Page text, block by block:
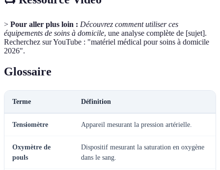
> Pour aller plus loin : Découvrez comment utiliser ces
équipements de soins à domicile, une analyse complète de [sujet].
Recherchez sur YouTube : "matériel médical pour soins à domicile
2026".
Glossaire
Terme Définition
Tensiomètre Appareil mesurant la pression artérielle.
Oxymètre de
pouls
Dispositif mesurant la saturation en oxygène
dans le sang.